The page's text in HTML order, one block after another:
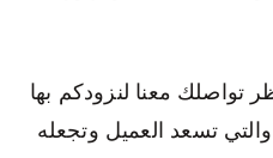
تواصلك معنا لنزودكم بها
والتي تسعد العميل وتجعله